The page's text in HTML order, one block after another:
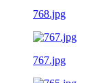
768.jpg
767.jpg